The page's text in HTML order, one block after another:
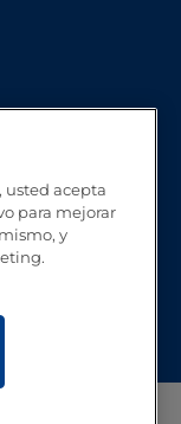
usted acepta
para mejorar
y